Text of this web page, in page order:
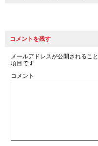
コメントを残す
メールアドレスが公開されるこ
項目です
コメント